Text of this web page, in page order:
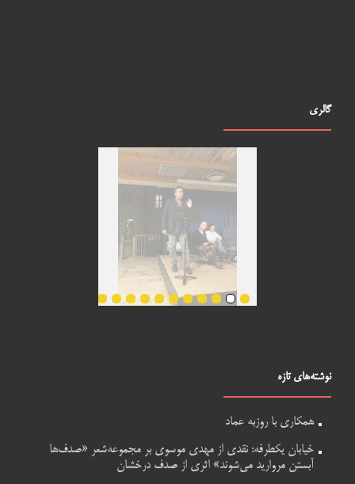
گالری
نوشته‌های تازه
همکاری با روزبه عماد
خیابان یکطرفه: نقدی از مهدی موسوی بر مجموعه‌شعر «صدف‌ها
آبستن مروارید می‌شوند» اثری از صدف درخشان